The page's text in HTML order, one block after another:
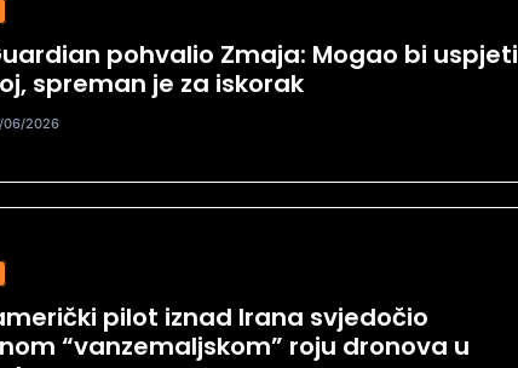
pohvalio Zmaja: Mogao bi uspjeti
spreman je za iskorak
06/2026
pilot iznad Irana svjedočio
“vanzemaljskom” roju dronova u